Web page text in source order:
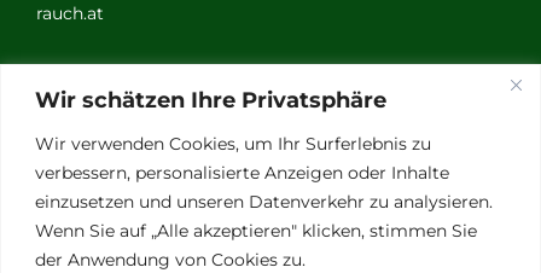
Wir schätzen Ihre Privatsphäre
Wir verwenden Cookies, um Ihr Surferlebnis zu
verbessern, personalisierte Anzeigen oder Inhalte
einzusetzen und unseren Datenverkehr zu analysieren.
Wenn Sie auf „Alle akzeptieren" klicken, stimmen Sie
der Anwendung von Cookies zu.
rauch.at
Weitere
Links
Vino Vitalis
Ottersbachtal
Partnerbetriebe